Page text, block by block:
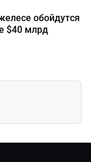
обойдутся
$40 млрд